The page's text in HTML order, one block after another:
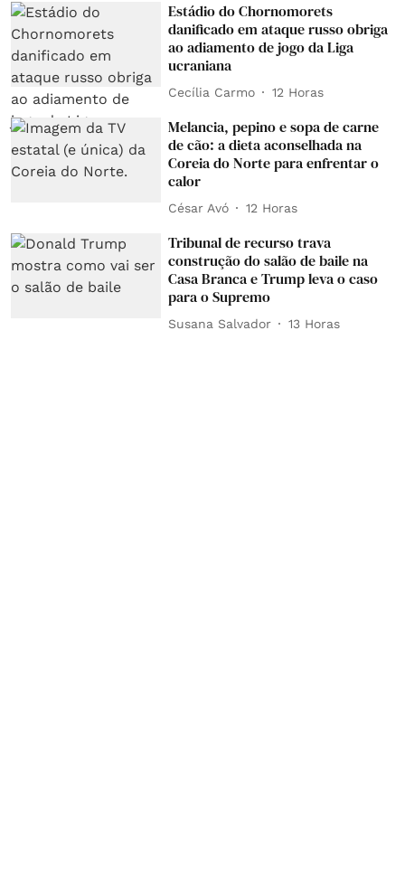
Estádio do Chornomorets
danificado em ataque russo obriga
ao adiamento de jogo da Liga
ucraniana
Cecília Carmo 12 Horas
Melancia, pepino e sopa de carne
de cão: a dieta aconselhada na
Coreia do Norte para enfrentar o
calor
César Avó 12 Horas
Tribunal de recurso trava
construção do salão de baile na
Casa Branca e Trump leva o caso
para o Supremo
Susana Salvador 13 Horas